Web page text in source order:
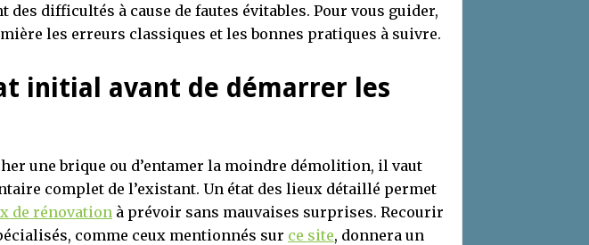
des difficultés à cause de fautes évitables. Pour vous guider,
les erreurs classiques et les bonnes pratiques à suivre.
initial avant de démarrer les
une brique ou d’entamer la moindre démolition, il vaut
complet de l’existant. Un état des lieux détaillé permet
de rénovation à prévoir sans mauvaises surprises. Recourir
comme ceux mentionnés sur ce site, donnera un